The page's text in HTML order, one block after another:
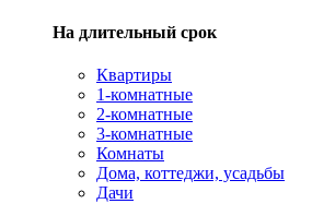
На длительный срок
Квартиры
1-комнатные
2-комнатные
3-комнатные
Комнаты
Дома, коттеджи, усадьбы
Дачи